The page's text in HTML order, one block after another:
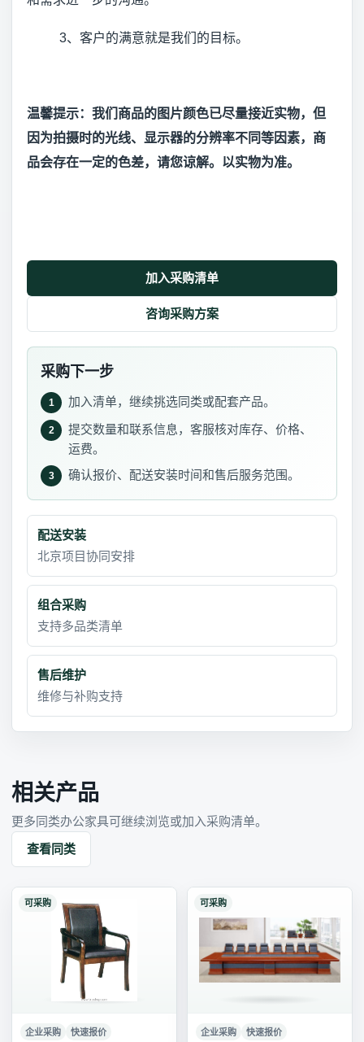
3、客户的满意就是我们的目标。
温馨提示：我们商品的图片颜色已尽量接近实物，但
因为拍摄时的光线、显示器的分辨率不同等因素，商
品会存在一定的色差，请您谅解。以实物为准。
加入采购清单
咨询采购方案
采购下一步
1 加入清单，继续挑选同类或配套产品。
2
提交数量和联系信息，客服核对库存、价格、
运费。
3 确认报价、配送安装时间和售后服务范围。
配送安装
北京项目协同安排
组合采购
支持多品类清单
售后维护
维修与补购支持
相关产品
更多同类办公家具可继续浏览或加入采购清单。
查看同类
可采购
企业采购 快速报价
可采购
企业采购 快速报价